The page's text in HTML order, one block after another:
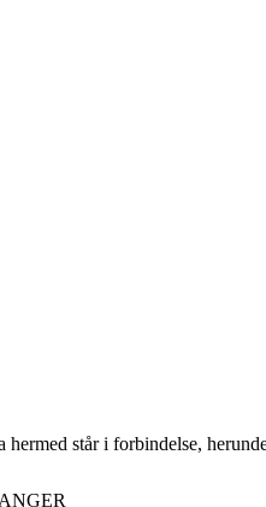
står i forbindelse,